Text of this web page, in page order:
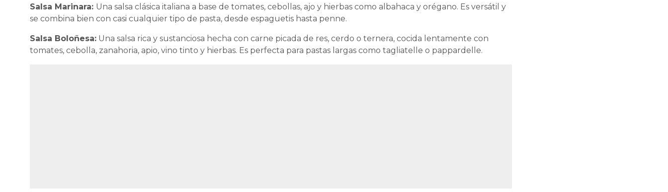
Salsa Marinara: Una salsa clásica italiana a base de tomates, cebollas, ajo y hierbas como albahaca y orégano. Es versátil y
se combina bien con casi cualquier tipo de pasta, desde espaguetis hasta penne.
Salsa Boloñesa: Una salsa rica y sustanciosa hecha con carne picada de res, cerdo o ternera, cocida lentamente con
tomates, cebolla, zanahoria, apio, vino tinto y hierbas. Es perfecta para pastas largas como tagliatelle o pappardelle.